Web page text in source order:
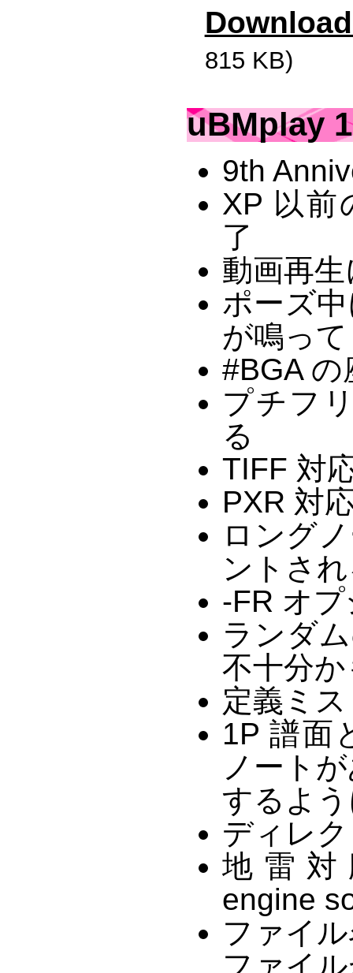
815 KB)
uBMplay
9th
XP 以前
了
動画再
ポーズ
が鳴っ
#BGA
プチフ
る
TIFF 対
PXR 対
ロング
ントさ
-FR オ
ランダ
不十分
定義ミ
1P 譜面
ノート
するよ
ディレ
地雷対
engine
ファイ
ファイ